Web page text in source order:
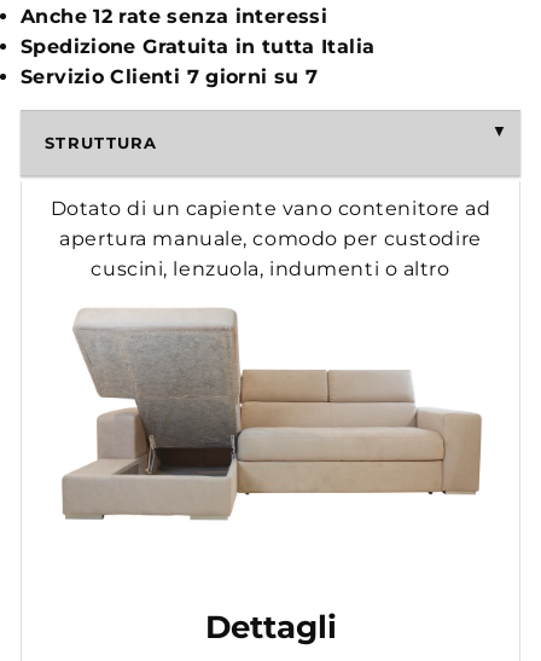
Anche 12 rate senza interessi
Spedizione Gratuita in tutta Italia
Servizio Clienti 7 giorni su 7
STRUTTURA
Dotato di un capiente vano contenitore ad
apertura manuale, comodo per custodire
cuscini, lenzuola, indumenti o altro
Dettagli